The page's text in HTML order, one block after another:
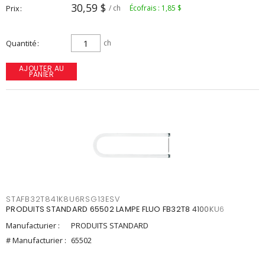
Prix 30,59 $ / ch Écofrais : 1,85 $
Quantité ch
AJOUTER AU
PANIER
STAFB32T841K8U6RSG13ESV
PRODUITS STANDARD 65502 LAMPE FLUO FB32T8 4100KU6
Manufacturier :
PRODUITS STANDARD
# Manufacturier : 65502